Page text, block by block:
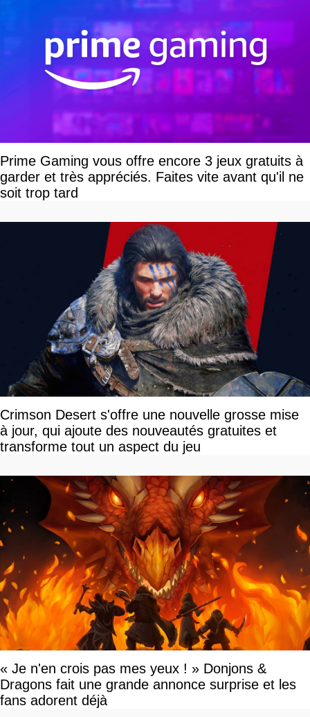
Prime Gaming vous offre encore 3 jeux gratuits à
garder et très appréciés. Faites vite avant qu'il ne
soit trop tard
Crimson Desert s'offre une nouvelle grosse mise
à jour, qui ajoute des nouveautés gratuites et
transforme tout un aspect du jeu
« Je n'en crois pas mes yeux ! » Donjons &
Dragons fait une grande annonce surprise et les
fans adorent déjà